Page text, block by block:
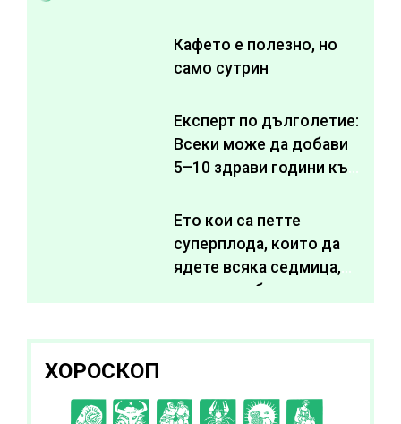
Кафето е полезно, но
само сутрин
Експерт по дълголетие:
Всеки може да добави
5–10 здрави години към
Ето кои са петте
суперплода, които да
ядете всяка седмица,
за да подобрите
ХОРОСКОП